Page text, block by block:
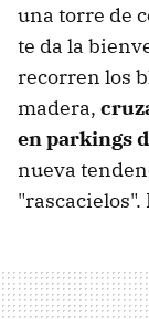
una torre de
te da la
recorren los
madera,
en parkings
nueva
"rascacielos".